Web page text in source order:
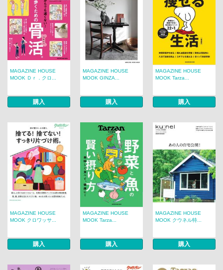
MAGAZINE HOUSE
MOOK Ｄｒ．クロ...
購入
MAGAZINE HOUSE
MOOK GINZA...
購入
MAGAZINE HOUSE
MOOK Tarza...
購入
MAGAZINE HOUSE
MOOK クロワッサ...
購入
MAGAZINE HOUSE
MOOK Tarza...
購入
MAGAZINE HOUSE
MOOK クウネル特...
購入